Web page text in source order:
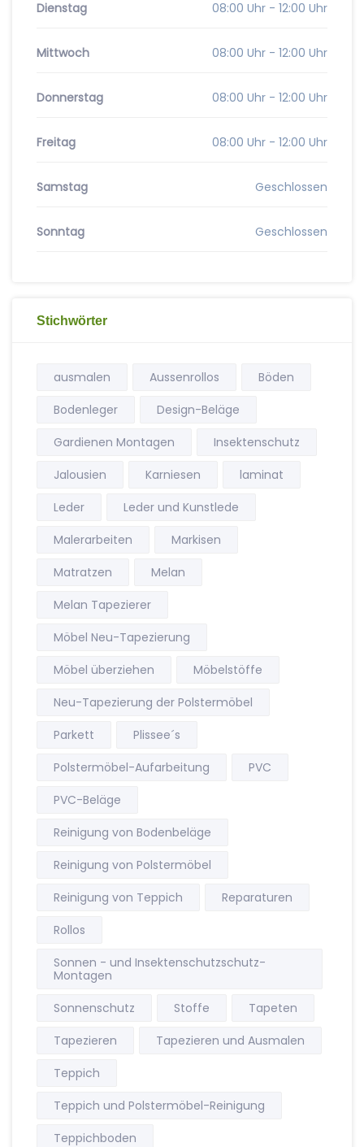
Dienstag 08:00 Uhr - 12:00 Uhr
Mittwoch 08:00 Uhr - 12:00 Uhr
Donnerstag 08:00 Uhr - 12:00 Uhr
Freitag 08:00 Uhr - 12:00 Uhr
Samstag Geschlossen
Sonntag Geschlossen
Stichwörter
ausmalen Aussenrollos
Böden
Bodenleger
Design-Beläge
Gardienen Montagen
Insektenschutz
Jalousien
Karniesen
laminat
Leder
Leder und Kunstlede
Malerarbeiten
Markisen
Matratzen
Melan
Melan Tapezierer
Möbel Neu-Tapezierung
Möbel überziehen
Möbelstöffe
Neu-Tapezierung der Polstermöbel
Parkett
Plissee´s
Polstermöbel-Aufarbeitung
PVC
PVC-Beläge
Reinigung von Bodenbeläge
Reinigung von Polstermöbel
Reinigung von Teppich
Reparaturen
Rollos
Sonnen - und Insektenschutzschutz-
Montagen
Sonnenschutz
Stoffe
Tapeten
Tapezieren
Tapezieren und Ausmalen
Teppich
Teppich und Polstermöbel-Reinigung
Teppichboden